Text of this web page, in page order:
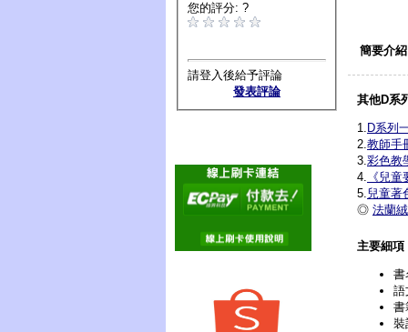
您的評分: ?
請登入後給予評論
發表評論
簡要介
其他D系
1. D系列
2.教師手
3.彩色教
4. 《兒
5.兒童著
◎ 法蘭
主要細項
書
語
書
裝